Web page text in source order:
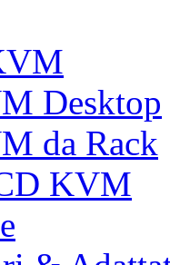
Desktop
da Rack
KVM